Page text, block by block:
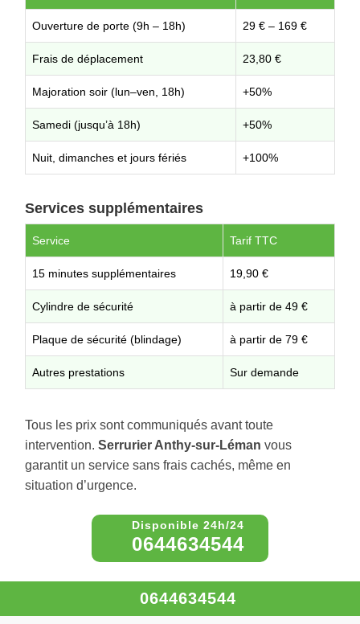
Ouverture de porte (9h – 18h) 29 € – 169 €
Frais de déplacement 23,80 €
Majoration soir (lun–ven, 18h) +50%
Samedi (jusqu’à 18h) +50%
Nuit, dimanches et jours fériés +100%
Services supplémentaires
Service Tarif TTC
15 minutes supplémentaires 19,90 €
Cylindre de sécurité à partir de 49 €
Plaque de sécurité (blindage) à partir de 79 €
Autres prestations Sur demande
Tous les prix sont communiqués avant toute
intervention. Serrurier Anthy-sur-Léman vous
garantit un service sans frais cachés, même en
situation d’urgence.
0644634544
0644634544